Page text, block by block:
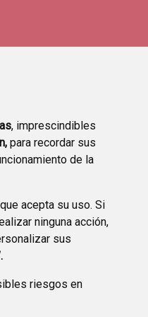
, imprescindibles
para recordar sus
de la
acepta su uso. Si
ninguna acción,
sus
riesgos en
DE